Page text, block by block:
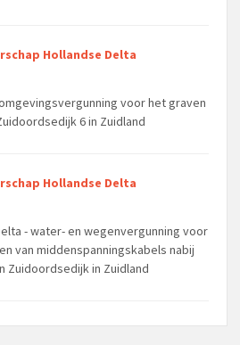
Hollandse Delta
voor het graven
6 in Zuidland
Hollandse Delta
- water- en wegenvergunning voor
van middenspanningskabels nabij
Zuidoordsedijk in Zuidland